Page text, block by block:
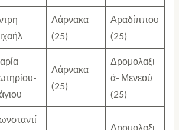
Λάρνακα
(25)
Αραδίππου
(25)
Λάρνακα
(25)
Δρομολαξι
ά- Μενεού
(25)
Δρομολαξι